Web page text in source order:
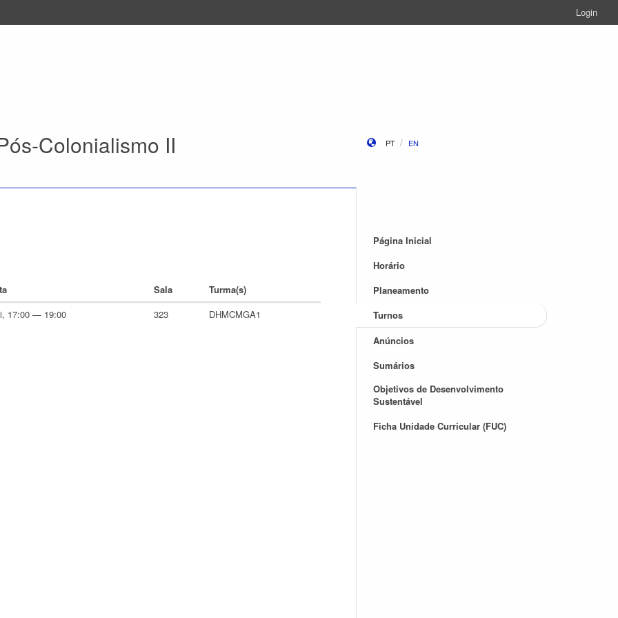
Login
Colonialismo II PT EN
Sala
Turma(s)
17:00 — 19:00 323 DHMCMGA1
Página Inicial
Horário
Planeamento
Turnos
Anúncios
Sumários
Objetivos de Desenvolvimento
Sustentável
Ficha Unidade Curricular (FUC)